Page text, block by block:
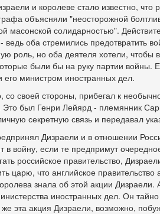
и королеве стало известно, что
объясняли "неосторожной
масонской солидарностью".
ведь оба стремились предотвратить
роль, но оба деятеля хотели, чтобы
были бы на руку партии
его министром иностранных дел.
со своей стороны, прибегал к
Это был Генри Лейярд - племянник
секретную связь и передавал
Дизраели и в отношении
в войну, если те предпримут
российское правительство,
царю, что английское
знала об этой акции
иностранных дел. Он
эта акция Дизраели, возможно,